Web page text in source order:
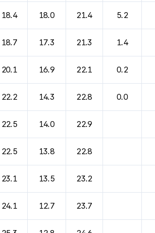
18.4 18.0 21.4 5.2
18.7 17.3 21.3 1.4
20.1 16.9 22.1 0.2
22.2 14.3 22.8 0.0
22.5 14.0 22.9
22.5 13.8 22.8
23.1 13.5 23.2
24.1 12.7 23.7